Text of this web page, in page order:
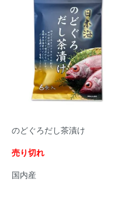
のどぐろだし茶漬け
売り切れ
国内産